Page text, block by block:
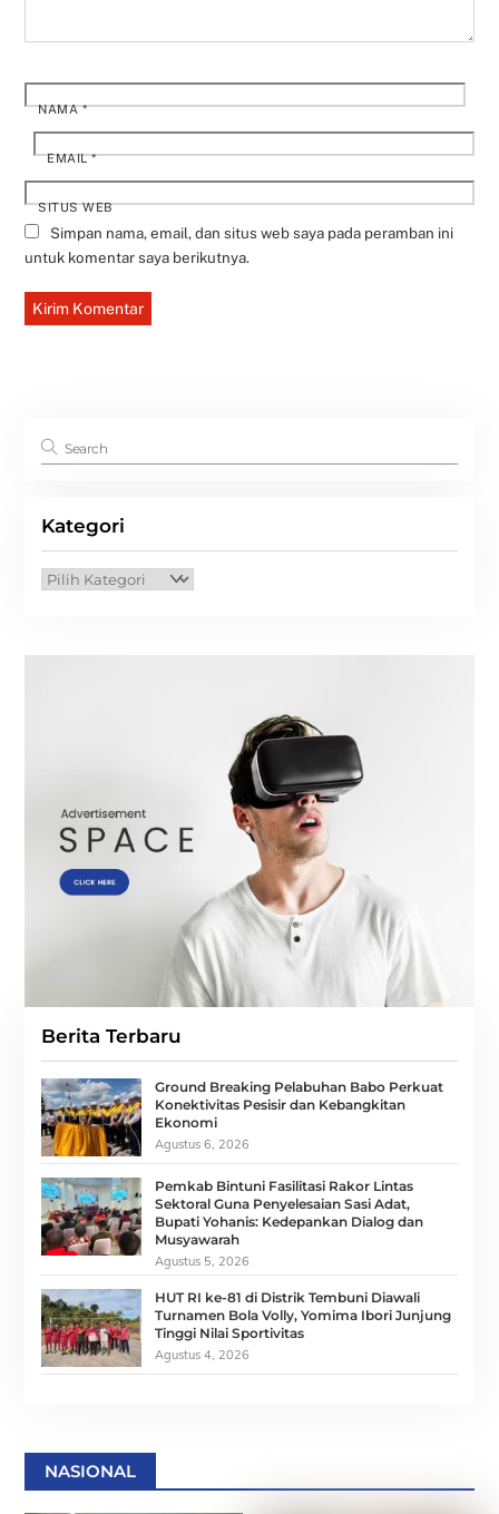
NAMA*
EMAIL*
SITUS WEB
Simpan nama, email, dan situs web saya pada peramban ini
untuk komentar saya berikutnya.
Kategori
Kategori
Berita Terbaru
Ground Breaking Pelabuhan Babo Perkuat
Konektivitas Pesisir dan Kebangkitan
Ekonomi
Agustus 6, 2026
Pemkab Bintuni Fasilitasi Rakor Lintas
Sektoral Guna Penyelesaian Sasi Adat,
Bupati Yohanis: Kedepankan Dialog dan
Musyawarah
Agustus 5, 2026
HUT RI ke-81 di Distrik Tembuni Diawali
Turnamen Bola Volly, Yomima Ibori Junjung
Tinggi Nilai Sportivitas
Agustus 4, 2026
NASIONAL